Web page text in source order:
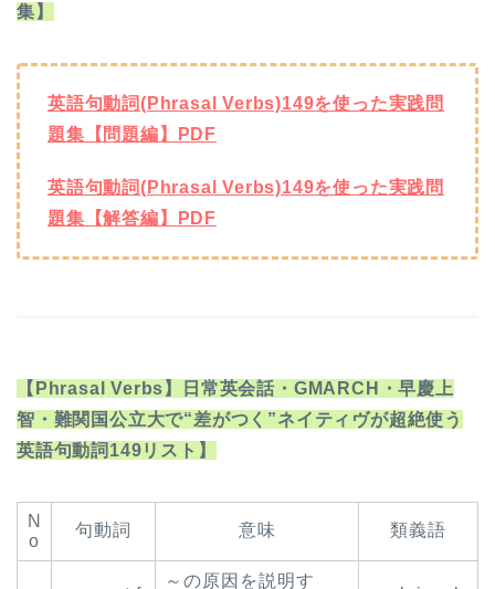
集】
英語句動詞(Phrasal Verbs)149を使った実践問
題集【問題編】PDF
英語句動詞(Phrasal Verbs)149を使った実践問
題集【解答編】PDF
【Phrasal Verbs】日常英会話・GMARCH・早慶上
智・難関国公立大で“差がつく”ネイティヴが超絶使う
英語句動詞149リスト】
N
o
句動詞 意味 類義語
～の原因を説明す